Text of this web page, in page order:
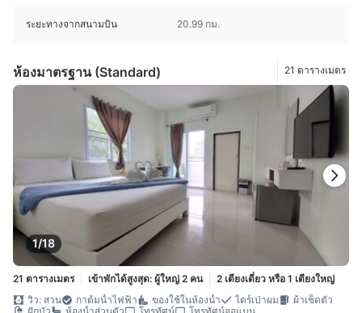
ระยะทางจากสนามบิน 20.99 กม.
ห้องมาตรฐาน (Standard) 21 ตารางเมตร
1/18
21 ตารางเมตร เข้าพักได้สูงสุด: ผู้ใหญ่ 2 คน
2 เตียงเดี่ยว หรือ 1 เตียงใหญ่
วิว: สวน
กาต้มน้ำไฟฟ้า ของใช้ในห้องน้ำ ไดร์เป่าผม
ผ้าเช็ดตัว